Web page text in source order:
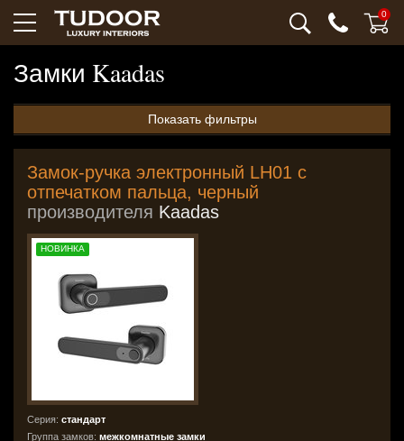
0
Замки Kaadas
Показать фильтры
Замок-ручка электронный LH01 с
отпечатком пальца, черный
производителя Kaadas
НОВИНКА
Серия: стандарт
Группа замков: межкомнатные замки